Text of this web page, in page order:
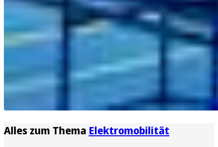
Alles zum Thema Elektromobilität